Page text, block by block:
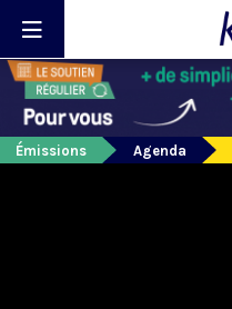
Émissions Agenda